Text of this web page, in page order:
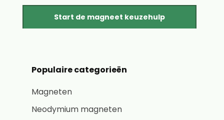
Start de magneet keuzehulp
Populaire categorieën
Magneten
Neodymium magneten